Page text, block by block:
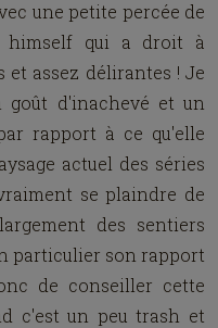
une petite percée de
himself qui a droit à
et assez délirantes ! Je
goût d'inachevé et un
rapport à ce qu'elle
actuel des séries
se plaindre de
des sentiers
particulier son rapport
de conseiller cette
c'est un peu trash et